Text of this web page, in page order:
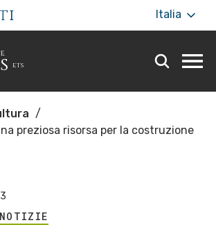
Italia
ets
preziosa risorsa per la costruzione
NOTIZIE